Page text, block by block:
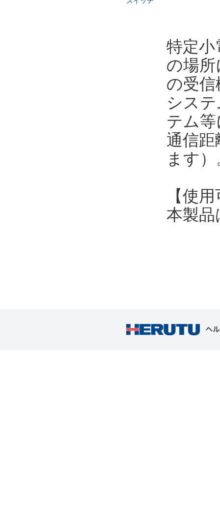
特定
の場
の受
シス
テム
通信
ます）
【使
本製